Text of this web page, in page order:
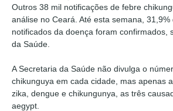
Outros 38 mil notificações de febre
análise no Ceará. Até esta semana, 31,9%
notificados da doença foram confirmados,
da Saúde.
A Secretaria da Saúde não divulga o
chikunguya em cada cidade, mas apenas
zika, dengue e chikungunya, as três
aegypt.